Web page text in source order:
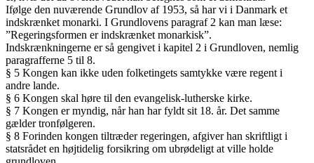
Ifølge den nuværende Grundlov af 1953, så har vi i Danmark et
indskrænket monarki. I Grundlovens paragraf 2 kan man læse:
”Regeringsformen er indskrænket monarkisk”.
Indskrænkningerne er så gengivet i kapitel 2 i Grundloven, nemlig
paragrafferne 5 til 8.
§ 5 Kongen kan ikke uden folketingets samtykke være regent i
andre lande.
§ 6 Kongen skal høre til den evangelisk-lutherske kirke.
§ 7 Kongen er myndig, når han har fyldt sit 18. år. Det samme
gælder tronfølgeren.
§ 8 Forinden kongen tiltræder regeringen, afgiver han skriftligt i
statsrådet en højtidelig forsikring om ubrødeligt at ville holde